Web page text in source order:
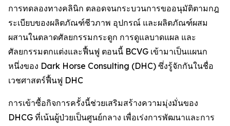
การทดลองทางคลินิก ตลอดจนกระบวนการขออนุมัติตามกฎ
ระเบียบของผลิตภัณฑ์ชีวภาพ อุปกรณ์ และผลิตภัณฑ์ผสม
ผสานในตลาดศัลยกรรมกระดูก การดูแลบาดแผล และ
ศัลยกรรมตกแต่งและฟื้นฟู ตอนนี้ BCVG เข้ามาเป็นแผนก
หนึ่งของ Dark Horse Consulting (DHC) ซึ่งรู้จักกันในชื่อ
เวชศาสตร์ฟื้นฟู DHC
การเข้าซื้อกิจการครั้งนี้ช่วยเสริมสร้างความมุ่งมั่นของ
DHCG ที่เน้นผู้ป่วยเป็นศูนย์กลาง เพื่อเร่งการพัฒนาและการ